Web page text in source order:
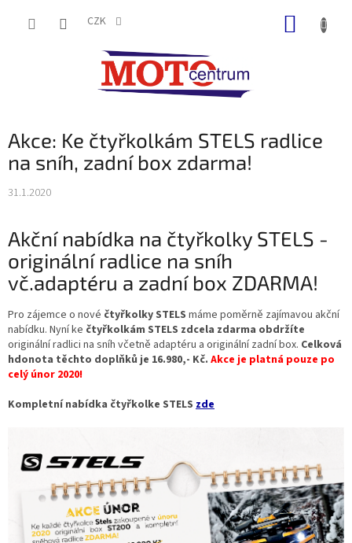
CZK
Akce: Ke čtyřkolkám STELS radlice
na sníh, zadní box zdarma!
31.1.2020
Akční nabídka na čtyřkolky STELS -
originální radlice na sníh
vč.adaptéru a zadní box ZDARMA!
Pro zájemce o nové čtyřkolky STELS máme poměrně zajímavou akční
nabídku. Nyní ke čtyřkolkám STELS zdcela zdarma obdržíte
originální radlici na sníh včetně adaptéru a originální zadní box. Celková
hdonota těchto doplňků je 16.980,- Kč. Akce je platná pouze po
celý únor 2020!
Kompletní nabídka čtyřkolke STELS zde